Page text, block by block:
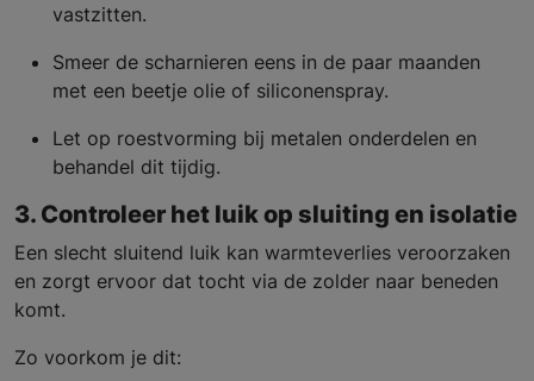
vastzitten.
Smeer de scharnieren eens in de paar maanden
met een beetje olie of siliconenspray.
Let op roestvorming bij metalen onderdelen en
behandel dit tijdig.
3. Controleer het luik op sluiting en isolatie
Een slecht sluitend luik kan warmteverlies veroorzaken
en zorgt ervoor dat tocht via de zolder naar beneden
komt.
Zo voorkom je dit: